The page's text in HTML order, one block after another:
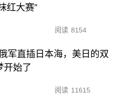
红大赛”
阅读 8154
军直插日本海，美日的双
开始了
阅读 11615